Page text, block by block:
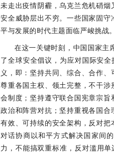
未走出疫情阴霾，乌克兰危机硝
安全威胁层出不穷。一些国家固
平与发展的时代主题面临严峻挑战。
在这一关键时刻，中国国家主
了全球安全倡议，为应对国际安
义，即：坚持共同、综合、合作
尊重各国主权、领土完整，不干
会制度；坚持遵守联合国宪章宗
政治和阵营对抗；坚持重视各国合
有效、可持续的安全架构，反对
对话协商以和平方式解决国家间
力，不能搞双重标准，反对滥用